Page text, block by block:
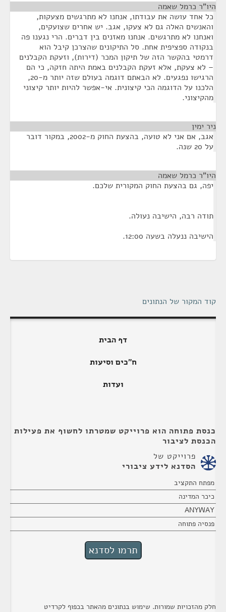
היו"ר כרמל שאמה
כל אחד עושה את עבודתו, אנחנו לא מתרגשים מצעקות,
והאנשים האלה גם לא צעקו, אגב. יש אחרים שצועקים,
ואנחנו לא מתרגשים. אנחנו מאזנים בין דברים. הרי נגענו פה
בנקודה ספציפית אחת. סל התיקונים שהצרכן קיבל הוא
דרמטי בהקשר הזה של תיקון המכר (דירות), וזעקת הקבלנים
– לא צעקת, אלא זעקת הקבלנים באמת היתה חזקה, כי הם
הרגישו נפגעים. לא הבאתם דוגמה בעולם שזה יותר מ-20,
הלכנו על הדוגמה הכי קיצונית. אי-אפשר להיות יותר קיצוני
מהקיצוני.
ניר ימין
אגב, אם אני לא טועה, בהצעת החוק מ-2002, במקור דובר
על 20 שנה.
היו"ר כרמל שאמה
יפה, גם בהצעת החוק המקורית שלכם.
תודה רבה, הישיבה נעולה.
הישיבה ננעלה בשעה 12:00.
קוד המקור של הנתונים
דף הבית
ח"כים וסיעות
ועדות
כנסת פתוחה הוא פרוייקט שמטרתו לחשוף את פעילות
הכנסת לציבור
פרוייקט של
הסדנא לידע ציבורי
מפתח התקציב
כיכר המדינה
ANYWAY
פנסיה פתוחה
חלק מהזכויות שמורות. שימוש בנתונים מהאתר בכפוף לקרדיט